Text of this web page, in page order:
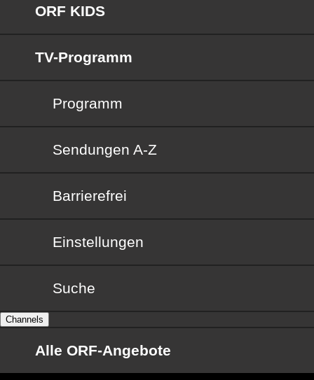
ORF KIDS
TV-Programm
Programm
Sendungen von A bis Z
Sendungen A-Z
Barrierefrei
Barrierefrei
Einstellungen
Suche
Channels
Alle ORF-Angebote